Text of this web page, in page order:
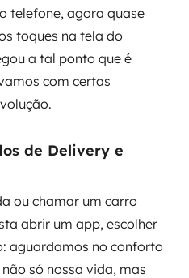
telefone, agora quase
toques na tela do
a tal ponto que é
com certas
de Delivery e
ou chamar um carro
abrir um app, escolher
aguardamos no conforto
só nossa vida, mas